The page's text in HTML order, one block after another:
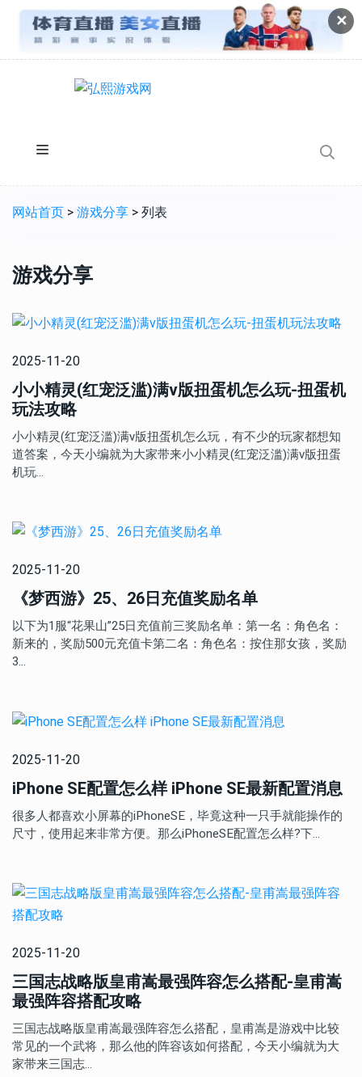
✕
网站首页 >游戏分享 > 列表
游戏分享
2025-11-20
小小精灵(红宠泛滥)满v版扭蛋机怎么玩-扭蛋机
玩法攻略
小小精灵(红宠泛滥)满v版扭蛋机怎么玩，有不少的玩家都想知
道答案，今天小编就为大家带来小小精灵(红宠泛滥)满v版扭蛋
机玩…
2025-11-20
《梦西游》25、26日充值奖励名单
以下为1服“花果山”25日充值前三奖励名单：第一名：角色名：
新来的，奖励500元充值卡第二名：角色名：按住那女孩，奖励
3…
2025-11-20
iPhone SE配置怎么样 iPhone SE最新配置消息
很多人都喜欢小屏幕的iPhoneSE，毕竟这种一只手就能操作的
尺寸，使用起来非常方便。那么iPhoneSE配置怎么样?下…
2025-11-20
三国志战略版皇甫嵩最强阵容怎么搭配-皇甫嵩
最强阵容搭配攻略
三国志战略版皇甫嵩最强阵容怎么搭配，皇甫嵩是游戏中比较
常见的一个武将，那么他的阵容该如何搭配，今天小编就为大
家带来三国志…